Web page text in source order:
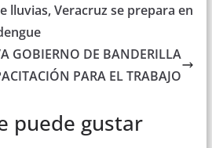
lluvias, Veracruz se prepara en
GOBIERNO DE BANDERILLA
PARA EL TRABAJO
puede gustar